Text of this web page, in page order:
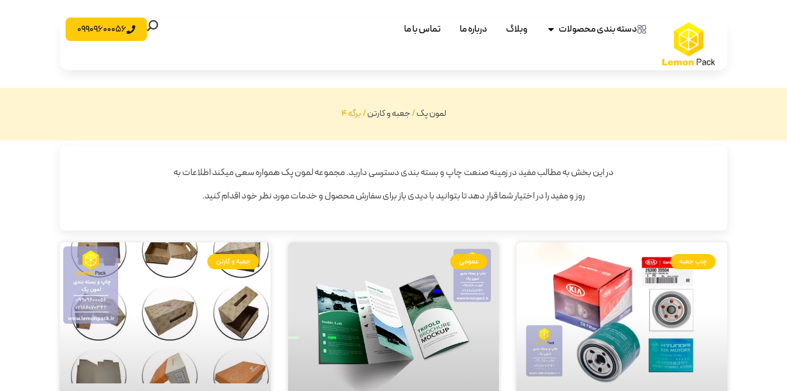
دسته بندی محصولات وبلاگ درباره ما تماس با ما 09909600056
لمون پک/جعبه و کارتن/برگه 4
در این بخش به مطالب مفید در زمینه صنعت چاپ و بسته بندی دسترسی دارید. مجموعه لمون پک همواره سعی میکند اطلاعات به
روز و مفید را در اختیار شما قرار دهد تا بتوانید با دیدی باز برای سفارش محصول و خدمات مورد نظر خود اقدام کنید.
چاپ جعبه عمومی جعبه و کارتن